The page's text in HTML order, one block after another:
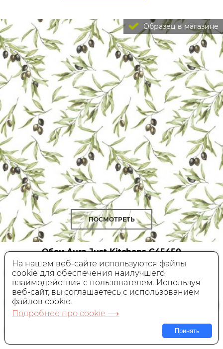
Образец в магазине
ПОСМОТРЕТЬ
Обои Aura Just KitchensG45450
Виниловые,Англия, 0,53x10 м
Цена:
6 710 руб.
В КОРЗИНУ
На нашем веб-сайте используются файлы
cookie для обеспечения наилучшего
взаимодействия с пользователем. Используя
веб-сайт, вы соглашаетесь с использованием
файлов cookie.
Подробнее про cookie ⟶
Принять